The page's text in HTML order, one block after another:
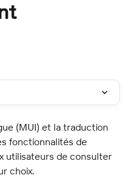
(MUI) et la traduction
fonctionnalités de
utilisateurs de consulter
choix.